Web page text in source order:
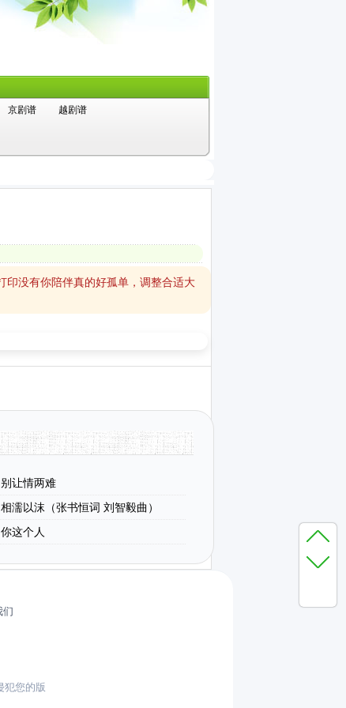
京剧谱
越剧谱
印没有你陪伴真的好孤单，调整合适大
别让情两难
相濡以沫（张书恒词 刘智毅曲）
你这个人
们
犯您的版